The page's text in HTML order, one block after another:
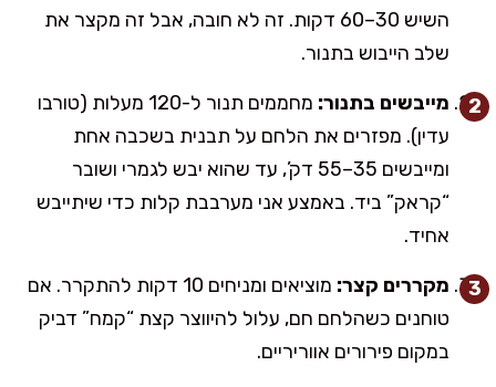
השיש 30–60 דקות. זה לא חובה, אבל זה מקצר את
שלב הייבוש בתנור.
מייבשים בתנור:
מחממים תנור ל-120 מעלות (טורבו
עדין). מפזרים את הלחם על תבנית בשכבה אחת
ומייבשים 35–55 דק’, עד שהוא יבש לגמרי ושובר
“קראק” ביד. באמצע אני מערבבת קלות כדי שיתייבש
אחיד.
מקררים קצר:
מוציאים ומניחים 10 דקות להתקרר. אם
טוחנים כשהלחם חם, עלול להיווצר קצת “קמח” דביק
במקום פירורים אווריריים.